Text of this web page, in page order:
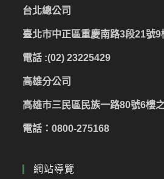
台北總公司
臺北市中正區重慶南路3段21號9
電話 :(02) 23225429
高雄分公司
高雄市三民區民族一路80號6樓
電話：0800-275168
網站導覽